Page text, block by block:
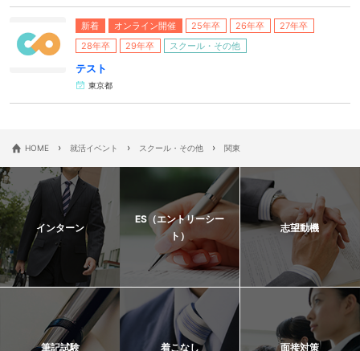
新着 オンライン開催 25年卒 26年卒
27年卒
28年卒
29年卒 スクール・その他
テスト
東京都
HOME › 就活イベント › スクール・その他 › 関東
インターン
ES（エントリーシー
ト）
志望動機
筆記試験 着こなし 面接対策